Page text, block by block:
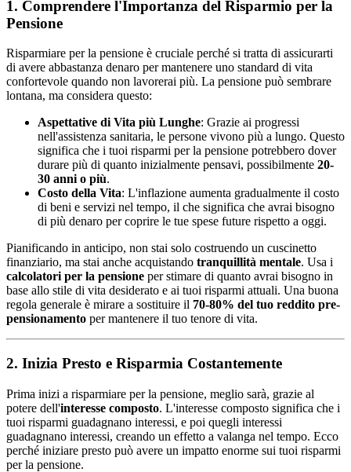
1. Comprendere l'Importanza del Risparmio per la
Pensione
Risparmiare per la pensione è cruciale perché si tratta di assicurarti
di avere abbastanza denaro per mantenere uno standard di vita
confortevole quando non lavorerai più. La pensione può sembrare
lontana, ma considera questo:
Aspettative di Vita più Lunghe: Grazie ai progressi
nell'assistenza sanitaria, le persone vivono più a lungo. Questo
significa che i tuoi risparmi per la pensione potrebbero dover
durare più di quanto inizialmente pensavi, possibilmente 20-
30 anni o più.
Costo della Vita: L'inflazione aumenta gradualmente il costo
di beni e servizi nel tempo, il che significa che avrai bisogno
di più denaro per coprire le tue spese future rispetto a oggi.
Pianificando in anticipo, non stai solo costruendo un cuscinetto
finanziario, ma stai anche acquistando tranquillità mentale. Usa i
calcolatori per la pensione per stimare di quanto avrai bisogno in
base allo stile di vita desiderato e ai tuoi risparmi attuali. Una buona
regola generale è mirare a sostituire il 70-80% del tuo reddito pre-
pensionamento per mantenere il tuo tenore di vita.
2. Inizia Presto e Risparmia Costantemente
Prima inizi a risparmiare per la pensione, meglio sarà, grazie al
potere dell'interesse composto. L'interesse composto significa che i
tuoi risparmi guadagnano interessi, e poi quegli interessi
guadagnano interessi, creando un effetto a valanga nel tempo. Ecco
perché iniziare presto può avere un impatto enorme sui tuoi risparmi
per la pensione.